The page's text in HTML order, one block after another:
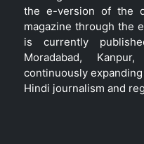
the e-version of the
magazine through the
is currently
Moradabad,
continuously
Hindi journalism and